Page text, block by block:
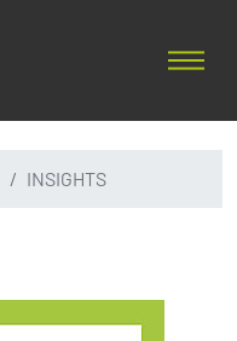
INSIGHTS